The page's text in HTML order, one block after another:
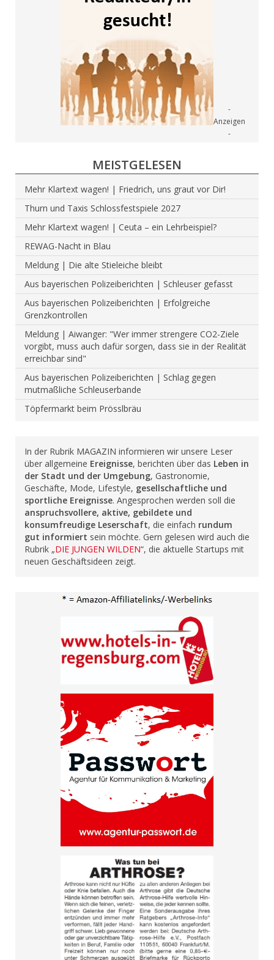
MEISTGELESEN
Mehr Klartext wagen! | Friedrich, uns graut vor Dir!
Thurn und Taxis Schlossfestspiele 2027
Mehr Klartext wagen! | Ceuta – ein Lehrbeispiel?
REWAG-Nacht in Blau
Meldung | Die alte Stieleiche bleibt
Aus bayerischen Polizeiberichten | Schleuser gefasst
Aus bayerischen Polizeiberichten | Erfolgreiche
Grenzkontrollen
Meldung | Aiwanger: "Wer immer strengere CO2-Ziele
vorgibt, muss auch dafür sorgen, dass sie in der Realität
erreichbar sind"
Aus bayerischen Polizeiberichten | Schlag gegen
mutmaßliche Schleuserbande
Töpfermarkt beim Prösslbräu
In der Rubrik MAGAZIN informieren wir unsere Leser
über allgemeine Ereignisse, berichten über das Leben in
der Stadt und der Umgebung, Gastronomie,
Geschäfte, Mode, Lifestyle, gesellschaftliche und
sportliche Ereignisse. Angesprochen werden soll die
anspruchsvollere, aktive, gebildete und
konsumfreudige Leserschaft, die einfach rundum
gut informiert sein möchte. Gern gelesen wird auch die
Rubrik „DIE JUNGEN WILDEN“, die aktuelle Startups mit
neuen Geschäftsideen zeigt.